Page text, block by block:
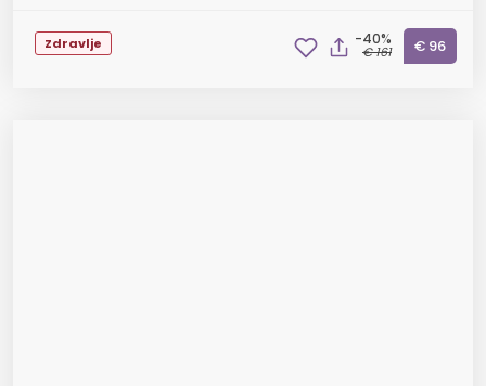
Zdravlje -40%
€ 161 € 96